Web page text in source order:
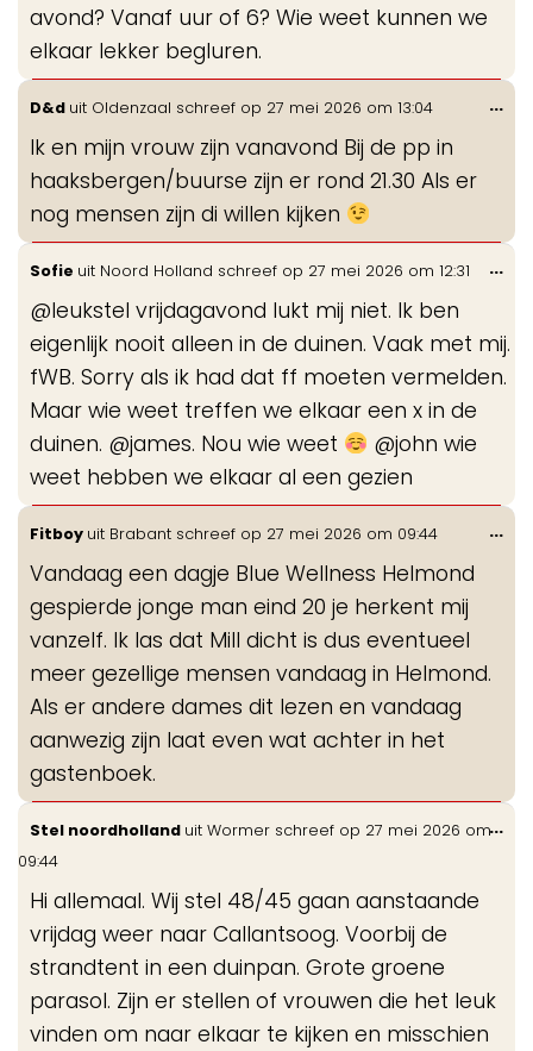
avond? Vanaf uur of 6? Wie weet kunnen we
elkaar lekker begluren.
D&d uit Oldenzaal schreef op 27 mei 2026 om 13:04
Ik en mijn vrouw zijn vanavond Bij de pp in
haaksbergen/buurse zijn er rond 21.30 Als er
nog mensen zijn di willen kijken
...
Sofie uit Noord Holland schreef op 27 mei 2026 om 12:31
@leukstel vrijdagavond lukt mij niet. Ik ben
eigenlijk nooit alleen in de duinen. Vaak met mij.
fWB. Sorry als ik had dat ff moeten vermelden.
Maar wie weet treffen we elkaar een x in de
duinen. @james. Nou wie weet
@john wie
weet hebben we elkaar al een gezien
...
Fitboy uit Brabant schreef op 27 mei 2026 om 09:44
Vandaag een dagje Blue Wellness Helmond
gespierde jonge man eind 20 je herkent mij
vanzelf. Ik las dat Mill dicht is dus eventueel
meer gezellige mensen vandaag in Helmond.
Als er andere dames dit lezen en vandaag
aanwezig zijn laat even wat achter in het
gastenboek.
...
Stel noordholland uit Wormer schreef op 27 mei 2026 om
09:44
Hi allemaal. Wij stel 48/45 gaan aanstaande
vrijdag weer naar Callantsoog. Voorbij de
strandtent in een duinpan. Grote groene
parasol. Zijn er stellen of vrouwen die het leuk
vinden om naar elkaar te kijken en misschien
...